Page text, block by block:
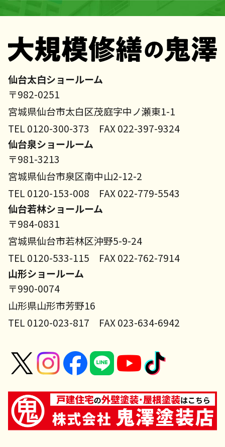
仙台太白ショールーム
〒982-0251
宮城県仙台市太白区茂庭字中ノ瀬東1-1
TEL 0120-300-373 FAX 022-397-9324
仙台泉ショールーム
〒981-3213
宮城県仙台市泉区南中山2-12-2
TEL 0120-153-008 FAX 022-779-5543
仙台若林ショールーム
〒984-0831
宮城県仙台市若林区沖野5-9-24
TEL 0120-533-115 FAX 022-762-7914
山形ショールーム
〒990-0074
山形県山形市芳野16
TEL 0120-023-817 FAX 023-634-6942